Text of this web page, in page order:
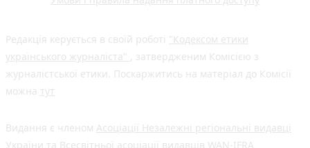
Редакція керується в своїй роботі "Кодексом етики
українського журналіста" , затвердженим Комісією з
журналістської етики. Поскаржитись на матеріал до Комісії
можна тут
Видання є членом Асоціації Незалежні регіональні видавці
України та Всесвітньої асоціації видавців WAN-IFRA